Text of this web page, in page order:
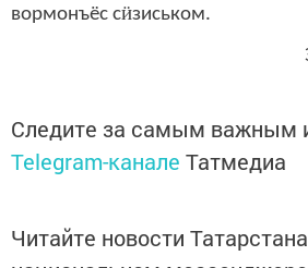
вормонъёс сӥзиськом.
Следите за самым важным
Telegram-канале Татмедиа
Читайте новости